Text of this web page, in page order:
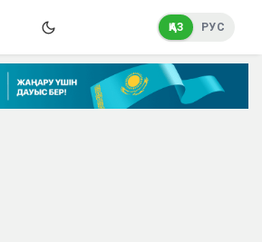
ҚАЗ РУС